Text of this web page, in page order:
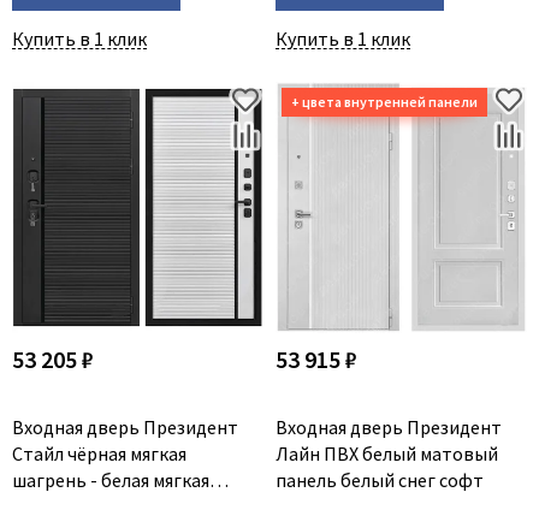
Купить в 1 клик Купить в 1 клик
53 205 ₽
Входная дверь Президент
Стайл чёрная мягкая
шагрень - белая мягкая
53 915 ₽
Входная дверь Президент
Лайн ПВХ белый матовый
панель белый снег софт